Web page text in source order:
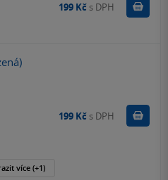
199 Kč s DPH
199 Kč s DPH
více (+1)